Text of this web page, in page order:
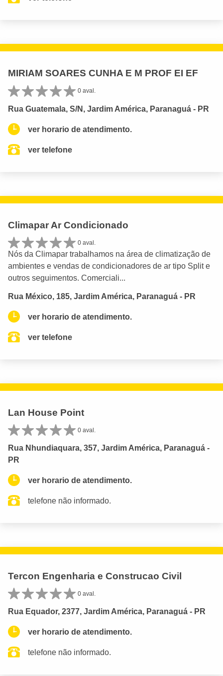
MIRIAM SOARES CUNHA E M PROF EI EF
0 aval.
Rua Guatemala, S/N, Jardim América, Paranaguá - PR
ver horario de atendimento.
ver telefone
Climapar Ar Condicionado
0 aval.
Nós da Climapar trabalhamos na área de climatização de
ambientes e vendas de condicionadores de ar tipo Split e
outros seguimentos. Comerciali...
Rua México, 185, Jardim América, Paranaguá - PR
ver horario de atendimento.
ver telefone
Lan House Point
0 aval.
Rua Nhundiaquara, 357, Jardim América, Paranaguá -
PR
ver horario de atendimento.
telefone não informado.
Tercon Engenharia e Construcao Civil
0 aval.
Rua Equador, 2377, Jardim América, Paranaguá - PR
ver horario de atendimento.
telefone não informado.